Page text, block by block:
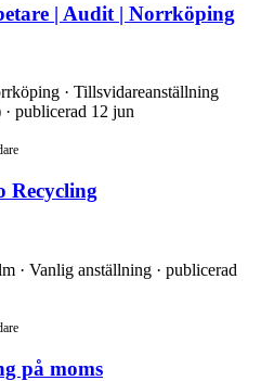
| Audit | Norrköping
· Tillsvidareanställning
publicerad 12 jun
Recycling
· Vanlig anställning · publicerad
på moms